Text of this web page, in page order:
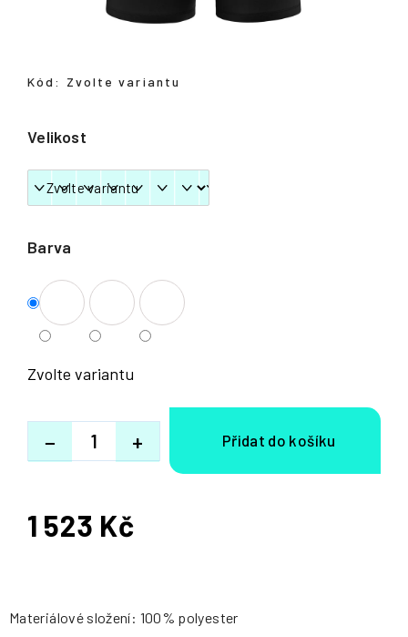
Barva
Velikost
Zvolte variantu
+
−
Kód: Zvolte variantu
1 523 Kč
Měrná
Materiálové složení: 100% polyester